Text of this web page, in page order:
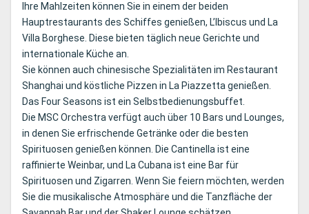
Ihre Mahlzeiten können Sie in einem der beiden
Hauptrestaurants des Schiffes genießen, L’Ibiscus und La
Villa Borghese. Diese bieten täglich neue Gerichte und
internationale Küche an.
Sie können auch chinesische Spezialitäten im Restaurant
Shanghai und köstliche Pizzen in La Piazzetta genießen.
Das Four Seasons ist ein Selbstbedienungsbuffet.
Die MSC Orchestra verfügt auch über 10 Bars und Lounges,
in denen Sie erfrischende Getränke oder die besten
Spirituosen genießen können. Die Cantinella ist eine
raffinierte Weinbar, und La Cubana ist eine Bar für
Spirituosen und Zigarren. Wenn Sie feiern möchten, werden
Sie die musikalische Atmosphäre und die Tanzfläche der